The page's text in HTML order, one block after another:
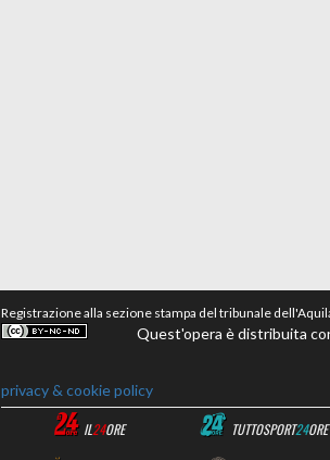
Registrazione alla sezione stampa del tribunale
Quest'opera è distribuita
privacy & cookie policy
IL24ORE TUTTOSPORT24ORE